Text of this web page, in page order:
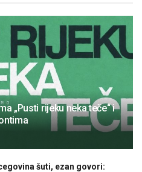
„Pusti rijeku neka teče“ i
šuti, ezan govori: